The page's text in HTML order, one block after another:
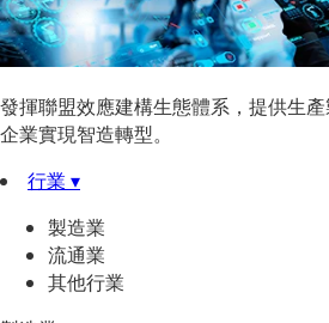
發揮聯盟效應建構生態體系，提供生
企業實現智造轉型。
行業 ▾
製造業
流通業
其他行業